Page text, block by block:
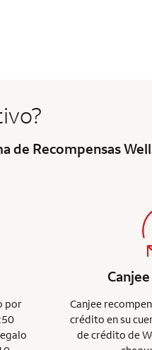
de Recompensas
por
Canjee
crédito en su
de crédito de